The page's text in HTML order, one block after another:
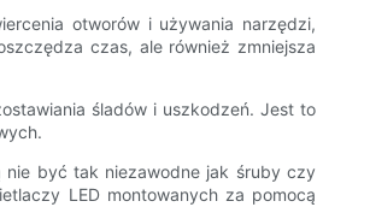
otworów i używania narzędzi,
czas, ale również zmniejsza
śladów i uszkodzeń. Jest to
nie być tak niezawodne jak śruby czy
LED montowanych za pomocą